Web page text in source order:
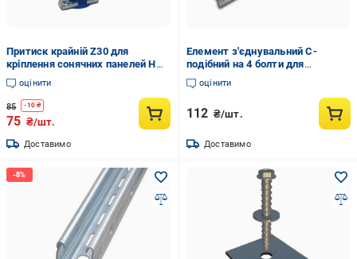
Притиск крайній Z30 для
кріплення сонячних панелей H
30х50 мм (35578158)
оцінити
85 -10 ₴
75 ₴/шт.
Доставимо
Елемент з'єднувальний С-
подібний на 4 болти для
монтажу сонячних панелей
35х21х1,5/200 мм (35578088)
оцінити
112 ₴/шт.
Доставимо